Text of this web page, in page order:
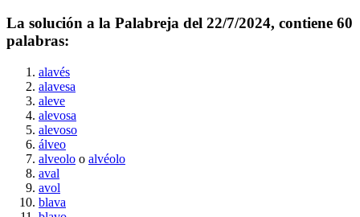
La solución a la Palabreja del 22/7/2024, contiene 60
palabras:
alavés
alavesa
aleve
alevosa
alevoso
álveo
alveolo o alvéolo
aval
avol
blava